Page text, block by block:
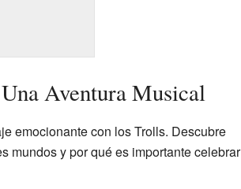
Aventura Musical
emocionante con los Trolls. Descubre
mundos y por qué es importante celebrar